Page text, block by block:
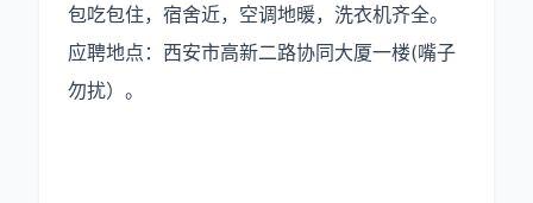
weixin:bokerface
包吃包住，宿舍近，空调地暖，洗衣机齐全。
应聘地点：西安市高新二路协同大厦一楼(嘴子
勿扰）。